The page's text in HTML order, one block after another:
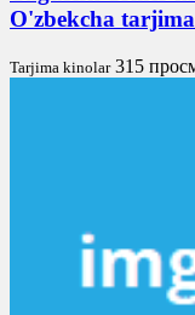
O'zbekcha
Tarjima kinolar 315